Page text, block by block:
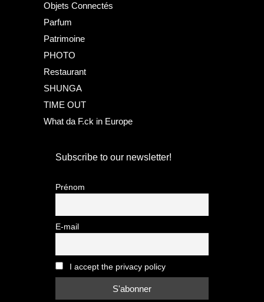
Objets Connectés
Parfum
Patrimoine
PHOTO
Restaurant
SHUNGA
TIME OUT
What da F.ck in Europe
Subscribe to our newsletter!
Prénom
E-mail
I accept the privacy policy